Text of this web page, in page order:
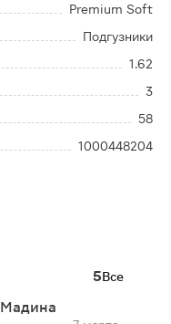
Premium Soft
Подгузники
1.62
3
58
1000448204
5Все
Мадина